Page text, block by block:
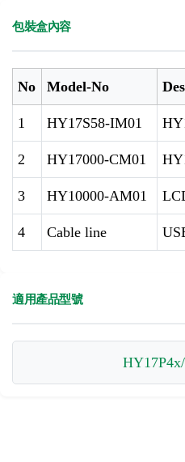
包裝盒內容
No Model-No
1 HY17S58-IM01
2 HY17000-CM01
3 HY10000-AM01
4 Cable line
適用產品型號